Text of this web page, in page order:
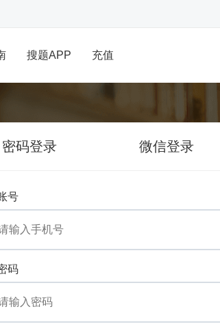
搜题APP 充值
密码登录 微信登录
号
码